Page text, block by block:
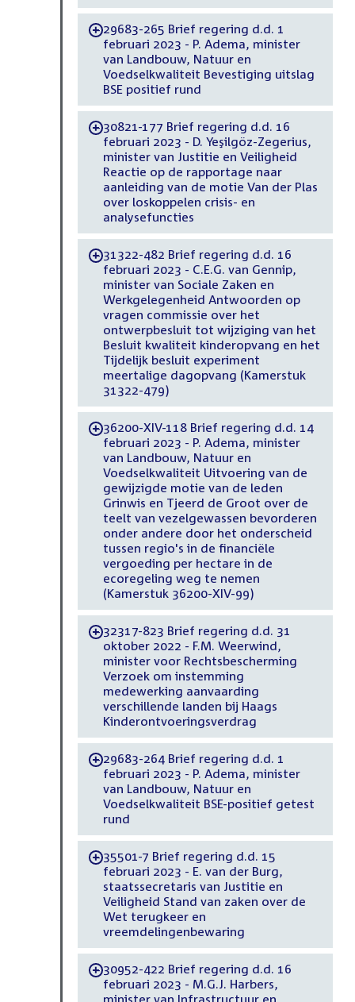
-29683-265 Brief regering d.d. 1
februari 2023 - P. Adema, minister
van Landbouw, Natuur en
Voedselkwaliteit Bevestiging uitslag
BSE positief rund
-30821-177 Brief regering d.d. 16
februari 2023 - D. Yeşilgöz-Zegerius,
minister van Justitie en Veiligheid
Reactie op de rapportage naar
aanleiding van de motie Van der Plas
over loskoppelen crisis- en
analysefuncties
-31322-482 Brief regering d.d. 16
februari 2023 - C.E.G. van Gennip,
minister van Sociale Zaken en
Werkgelegenheid Antwoorden op
vragen commissie over het
ontwerpbesluit tot wijziging van het
Besluit kwaliteit kinderopvang en het
Tijdelijk besluit experiment
meertalige dagopvang (Kamerstuk
31322-479)
-36200-XIV-118 Brief regering d.d. 14
februari 2023 - P. Adema, minister
van Landbouw, Natuur en
Voedselkwaliteit Uitvoering van de
gewijzigde motie van de leden
Grinwis en Tjeerd de Groot over de
teelt van vezelgewassen bevorderen
onder andere door het onderscheid
tussen regio's in de financiële
vergoeding per hectare in de
ecoregeling weg te nemen
(Kamerstuk 36200-XIV-99)
-32317-823 Brief regering d.d. 31
oktober 2022 - F.M. Weerwind,
minister voor Rechtsbescherming
Verzoek om instemming
medewerking aanvaarding
verschillende landen bij Haags
Kinderontvoeringsverdrag
-29683-264 Brief regering d.d. 1
februari 2023 - P. Adema, minister
van Landbouw, Natuur en
Voedselkwaliteit BSE-positief getest
rund
-35501-7 Brief regering d.d. 15
februari 2023 - E. van der Burg,
staatssecretaris van Justitie en
Veiligheid Stand van zaken over de
Wet terugkeer en
vreemdelingenbewaring
-30952-422 Brief regering d.d. 16
februari 2023 - M.G.J. Harbers,